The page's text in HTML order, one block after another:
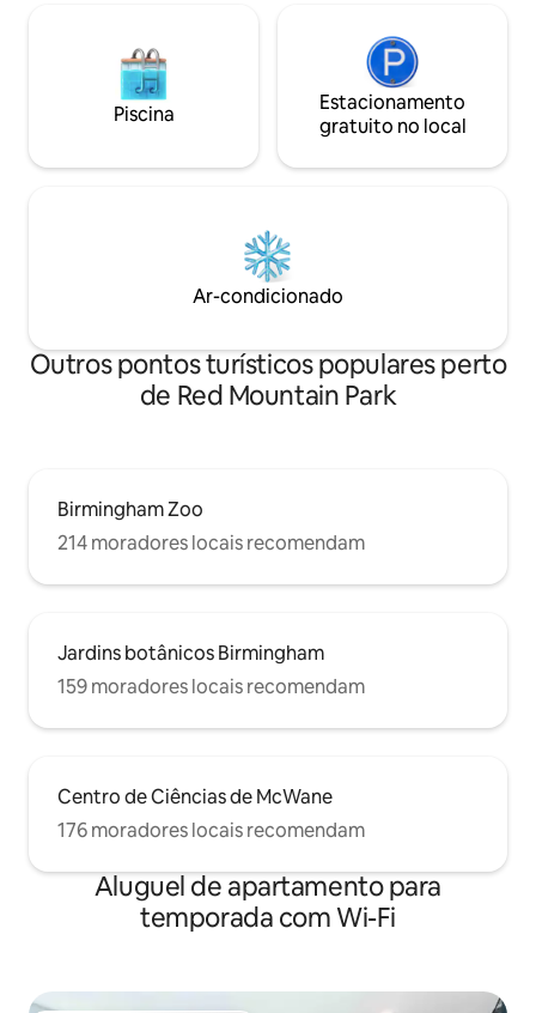
Piscina
Estacionamento
gratuito no local
Ar-condicionado
Outros pontos turísticos populares perto
de Red Mountain Park
Birmingham Zoo
214 moradores locais recomendam
Jardins botânicos Birmingham
159 moradores locais recomendam
Centro de Ciências de McWane
176 moradores locais recomendam
Aluguel de apartamento para
temporada com Wi-Fi